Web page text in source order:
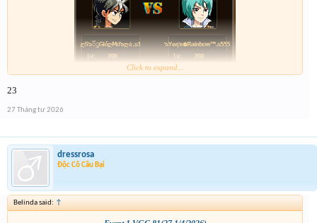
Click to expand...
23
27 Tháng tư 2026
dressrosa
Độc Cô Cầu Bại
Belinda said: ↑